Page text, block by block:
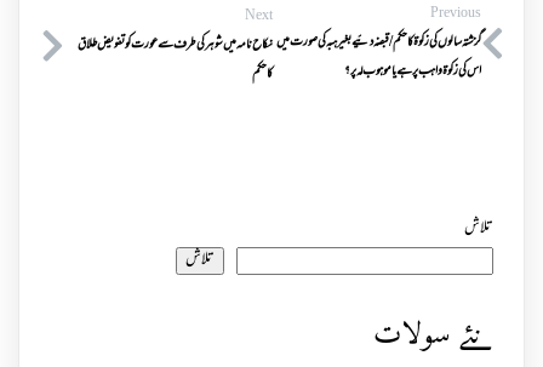
Previous
گزشتہ سالوں کی زکوۃ کا حکم/قبضہ دئیے بغیر ہبہ کی صورت میں
اس کی زکوۃ واہب پر ہےیاموہوب لہ پر؟
Next
نکاح نامہ میں شوہرکی طرف سے عورت کوتفویض طلاق
کاحکم
تلاش
تلاش
نئے سولات